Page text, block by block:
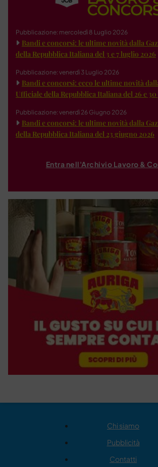
Pubblicazione: mercoledì 8 Luglio 2026
Bandi e concorsi: le ultime novità dalla
della Repubblica Italiana del 3 e 7 luglio 2026
Pubblicazione: venerdì 3 Luglio 2026
Bandi e concorsi: ecco le ultime novità
Ufficiale della Repubblica Italiana del 26 e
Pubblicazione: venerdì 26 Giugno 2026
Bandi e concorsi: le ultime novità dalla
della Repubblica Italiana del 23 giugno 2026
Entra nell'Archivio Lavoro &
Chi siamo
Pubblicità
Contatti